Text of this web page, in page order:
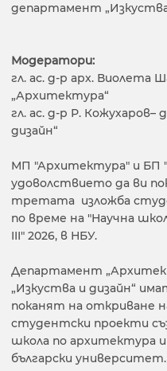
департамент „Изкуства
Модератори:
гл. ас. д-р арх.
„Архитектура“
гл. ас. д-р Р.
дизайн“
МП "Архитектура" и БП
удоволствието да ви
третата изложба
по време на "Научна
III" 2026, в НБУ.
Департамент
„Изкуства и дизайн“
поканят на откриване
студентски проекти
школа по архитектура и
български университет.